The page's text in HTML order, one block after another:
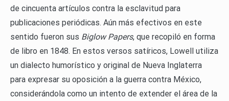
de cincuenta artículos contra la esclavitud para
publicaciones periódicas. Aún más efectivos en este
sentido fueron sus Biglow Papers, que recopiló en forma
de libro en 1848. En estos versos satíricos, Lowell utiliza
un dialecto humorístico y original de Nueva Inglaterra
para expresar su oposición a la guerra contra México,
considerándola como un intento de extender el área de la